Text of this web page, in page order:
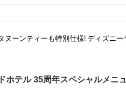
ヌーンティーも特別仕様! ディズニ
ホテル 35周年スペシャルメニ